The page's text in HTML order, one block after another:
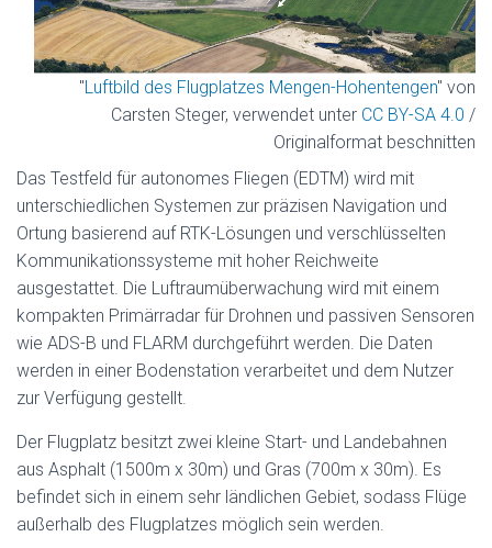
"Luftbild des Flugplatzes Mengen-Hohentengen" von
Carsten Steger, verwendet unter CC BY-SA 4.0 /
Originalformat beschnitten
Das Testfeld für autonomes Fliegen (EDTM) wird mit
unterschiedlichen Systemen zur präzisen Navigation und
Ortung basierend auf RTK-Lösungen und verschlüsselten
Kommunikationssysteme mit hoher Reichweite
ausgestattet. Die Luftraumüberwachung wird mit einem
kompakten Primärradar für Drohnen und passiven Sensoren
wie ADS-B und FLARM durchgeführt werden. Die Daten
werden in einer Bodenstation verarbeitet und dem Nutzer
zur Verfügung gestellt.
Der Flugplatz besitzt zwei kleine Start- und Landebahnen
aus Asphalt (1500m x 30m) und Gras (700m x 30m). Es
befindet sich in einem sehr ländlichen Gebiet, sodass Flüge
außerhalb des Flugplatzes möglich sein werden.